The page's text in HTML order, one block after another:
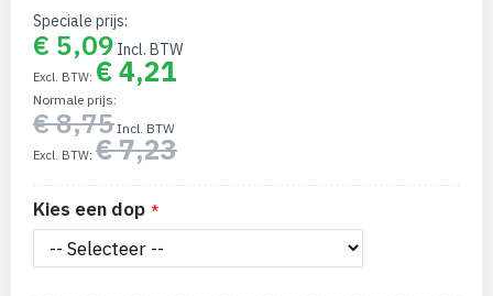
Speciale prijs
€ 5,09
€ 4,21
Normale prijs
€ 8,75
€ 7,23
Kies een dop